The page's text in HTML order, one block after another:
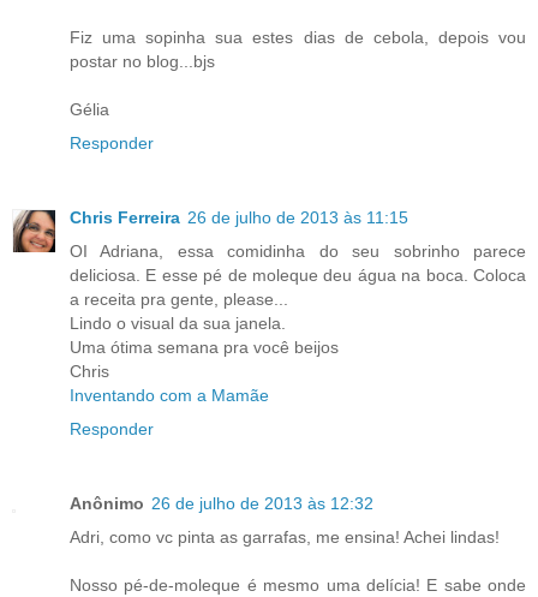
Fiz uma sopinha sua estes dias de cebola, depois vou
postar no blog...bjs
Gélia
Responder
Chris Ferreira 26 de julho de 2013 às 11:15
OI Adriana, essa comidinha do seu sobrinho parece
deliciosa. E esse pé de moleque deu água na boca. Coloca
a receita pra gente, please...
Lindo o visual da sua janela.
Uma ótima semana pra você beijos
Chris
Inventando com a Mamãe
Responder
Anônimo 26 de julho de 2013 às 12:32
Adri, como vc pinta as garrafas, me ensina! Achei lindas!
Nosso pé-de-moleque é mesmo uma delícia! E sabe onde